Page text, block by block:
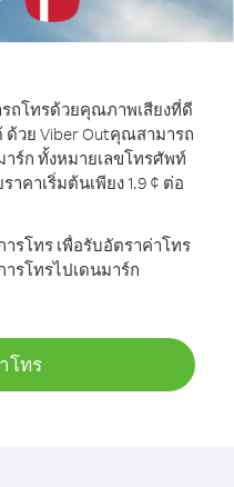
ถโทรด้วยคุณภาพเสียงที่ดี
วย Viber Outคุณสามารถ
ร์ก ทั้งหมายเลขโทรศัพท์
คาเริ่มต้นเพียง 1.9 ¢ ต่อ
รโทร เพื่อรับอัตราค่าโทร
รโทรไปเดนมาร์ก
โทร